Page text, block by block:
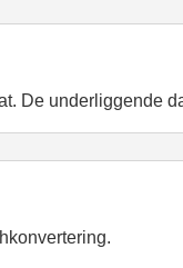
De underliggende